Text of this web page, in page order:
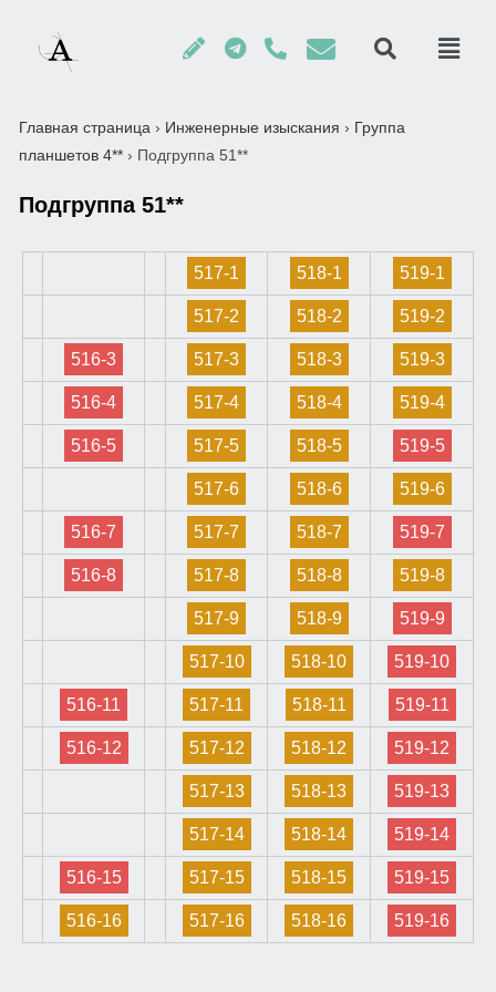
Главная страница › Инженерные изыскания › Группа
планшетов 4** › Подгруппа 51**
Подгруппа 51**
517-1 518-1 519-1
517-2 518-2 519-2
516-3 517-3 518-3 519-3
516-4 517-4 518-4 519-4
516-5 517-5 518-5 519-5
517-6 518-6 519-6
516-7 517-7 518-7 519-7
516-8 517-8 518-8 519-8
517-9 518-9 519-9
517-10 518-10 519-10
516-11 517-11 518-11 519-11
516-12 517-12 518-12 519-12
517-13 518-13 519-13
517-14 518-14 519-14
516-15 517-15 518-15 519-15
516-16 517-16 518-16 519-16